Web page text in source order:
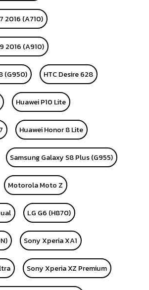
2016 (A710)
2016 (A910)
(G950) HTC Desire 628
Huawei P10 Lite
Huawei Honor 8 Lite
Samsung Galaxy S8 Plus (G955)
Motorola Moto Z
LG G6 (H870)
Sony Xperia XA1
Sony Xperia XZ Premium